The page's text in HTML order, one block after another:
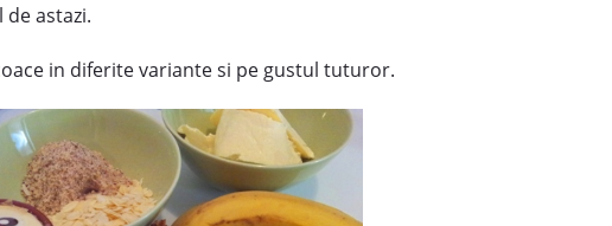
astazi.
in diferite variante si pe gustul tuturor.